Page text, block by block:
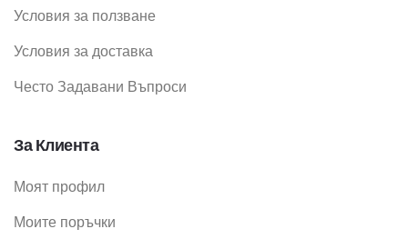
Условия за ползване
Условия за доставка
Често Задавани Въпроси
За Клиента
Моят профил
Моите поръчки